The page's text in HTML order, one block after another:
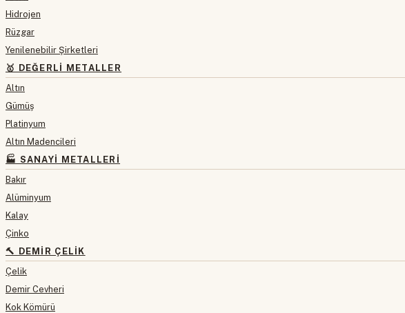
Hidrojen
Rüzgar
Yenilenebilir Şirketleri
🥇 DEĞERLI METALLER
Altın
Gümüş
Platinyum
Altın Madencileri
🏭 SANAYI METALLERI
Bakır
Alüminyum
Kalay
Çinko
🔨 DEMIR ÇELIK
Çelik
Demir Cevheri
Kok Kömürü